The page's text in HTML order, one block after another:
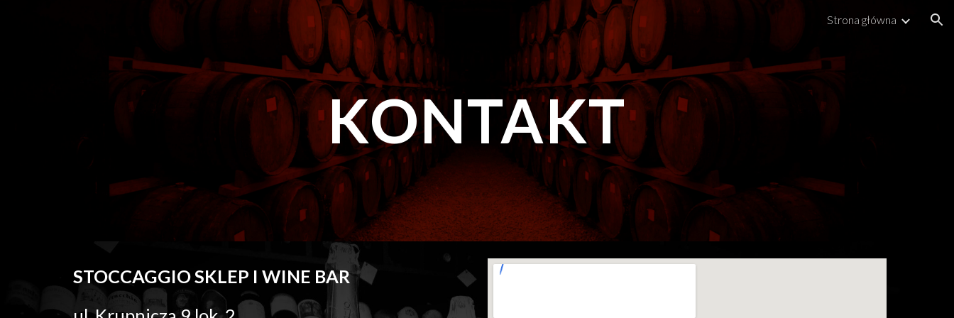
Skip to main content Skip to navigation Strona główna
KONTAKT
STOCCAGGIO SKLEP I WINE BAR